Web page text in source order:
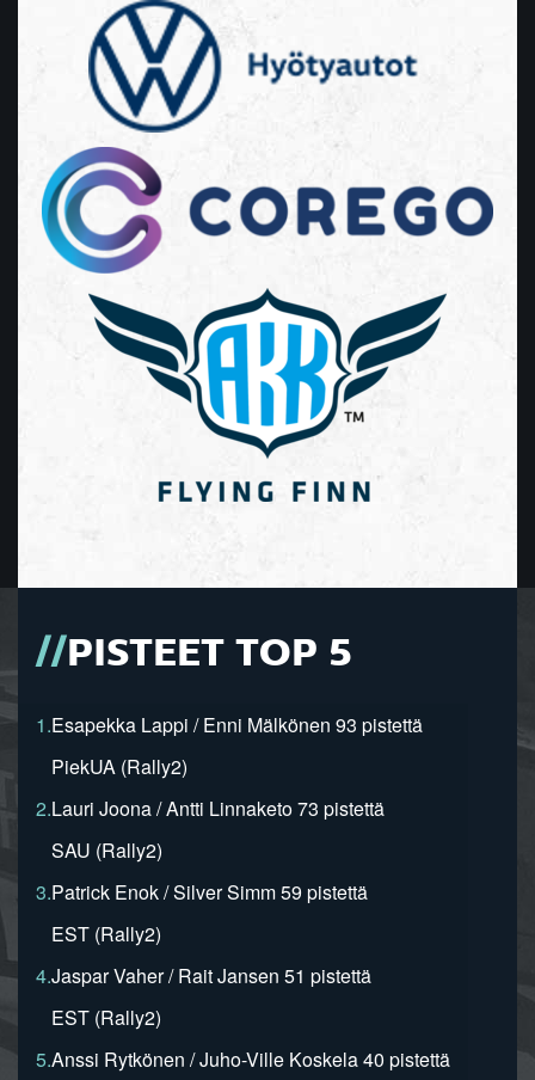
PISTEET TOP 5
1.Esapekka Lappi / Enni Mälkönen 93 pistettä
PiekUA (Rally2)
2.Lauri Joona / Antti Linnaketo 73 pistettä
SAU (Rally2)
3.Patrick Enok / Silver Simm 59 pistettä
EST (Rally2)
4.Jaspar Vaher / Rait Jansen 51 pistettä
EST (Rally2)
5.Anssi Rytkönen / Juho-Ville Koskela 40 pistettä